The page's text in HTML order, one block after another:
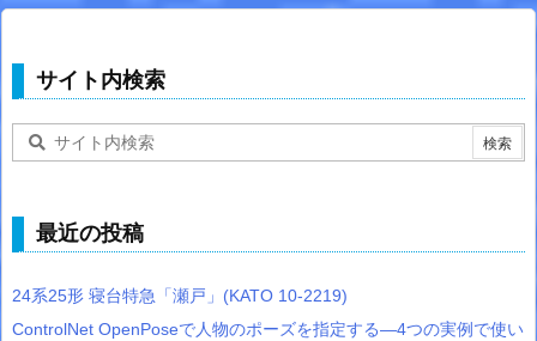
サイト内検索
最近の投稿
24系25形 寝台特急「瀬戸」(KATO 10-2219)
ControlNet OpenPoseで人物のポーズを指定する―4つの実例で使い